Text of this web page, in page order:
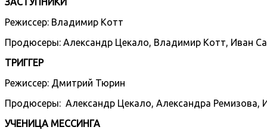
Режиссер: Владимир Котт
Продюсеры: Александр Цекало, Владимир Котт, Иван
ТРИГГЕР
Режиссер: Дмитрий Тюрин
Продюсеры: Александр Цекало, Александра Ремизова,
УЧЕНИЦА МЕССИНГА